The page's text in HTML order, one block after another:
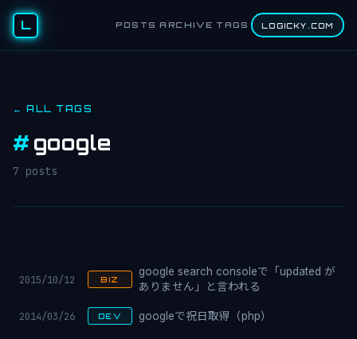
L POSTS ARCHIVE TAGS LOGICKY.COM
← ALL TAGS
# google
7 posts
2015/10/12 BIZ
google search consoleで「updated が
ありません」と言われる
2014/03/26 DEV googleで祝日取得（php）